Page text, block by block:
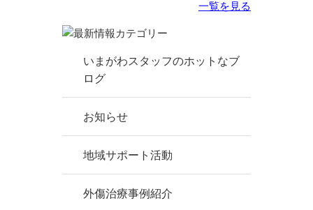
一覧を見る
いまがわスタッフのホットなブ
ログ
お知らせ
地域サポート活動
外傷治療事例紹介